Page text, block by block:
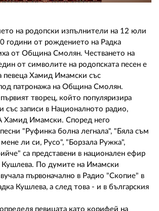
на родопски изпълнители на 12 юли
години от рождението на Радка
от Община Смолян. Честването на
от символите на родопската песен е
певеца Хамид Имамски със
патронажа на Община Смолян.
творец, който популяризира
със записи в Националното радио,
Хамид Имамски. Според него
"Руфинка болна легнала", "Бяла съм
ли си, Русо", "Борзала Ружка",
са представени в национален ефир
Кушлева. По думите на Имамски
първоначално в Радио "Скопие" в
Кушлева, а след това - и в българския
певицата като корифей на